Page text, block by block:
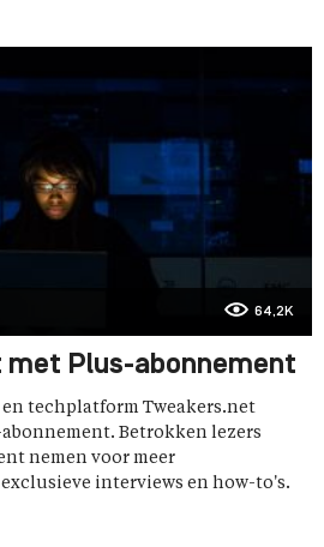
64,2K
met Plus-abonnement
techplatform Tweakers.net
Betrokken lezers
nemen voor meer
interviews en how-to's.